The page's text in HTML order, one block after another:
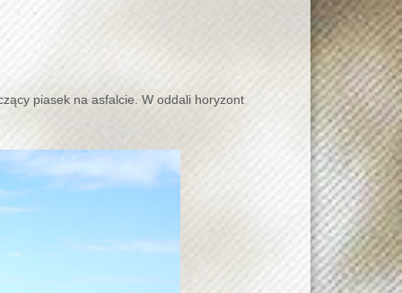
piasek na asfalcie. W oddali horyzont